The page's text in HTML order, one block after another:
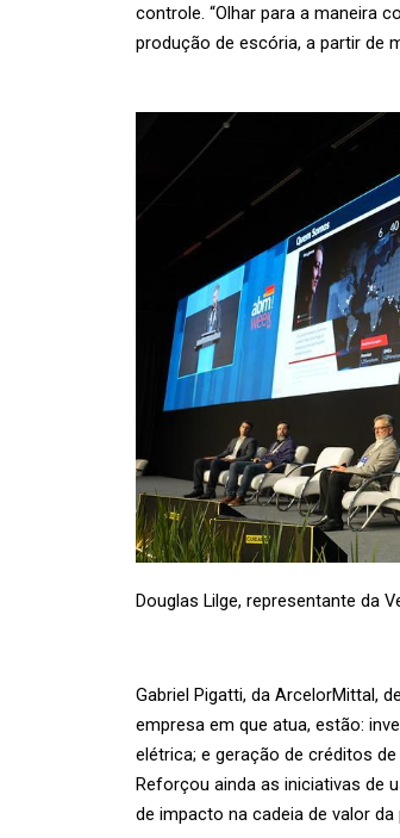
controle. “Olhar para a maneira
produção de escória, a partir de
Douglas Lilge, representante da
Gabriel Pigatti, da ArcelorMittal,
empresa em que atua, estão:
elétrica; e geração de créditos
Reforçou ainda as iniciativas de
de impacto na cadeia de valor da